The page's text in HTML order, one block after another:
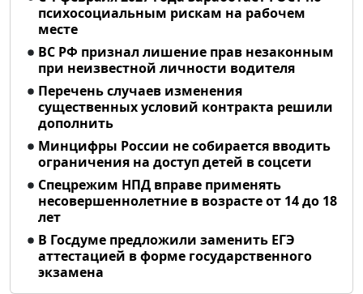
психосоциальным рискам на рабочем
месте
ВС РФ признал лишение прав незаконным
при неизвестной личности водителя
Перечень случаев изменения
существенных условий контракта решили
дополнить
Минцифры России не собирается вводить
ограничения на доступ детей в соцсети
Спецрежим НПД вправе применять
несовершеннолетние в возрасте от 14 до 18
лет
В Госдуме предложили заменить ЕГЭ
аттестацией в форме государственного
экзамена